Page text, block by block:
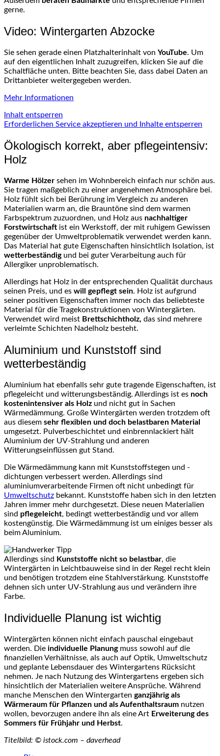
gerne.
Video: Wintergarten Abzocke
Sie sehen gerade einen Platzhalterinhalt von YouTube. Um
auf den eigentlichen Inhalt zuzugreifen, klicken Sie auf die
Schaltfläche unten. Bitte beachten Sie, dass dabei Daten an
Drittanbieter weitergegeben werden.
Mehr Informationen
Inhalt entsperren
Erforderlichen Service akzeptieren und Inhalte entsperren
Ökologisch korrekt, aber pflegeintensiv:
Holz
Warme Hölzer sehen im Wohnbereich einfach nur schön aus.
Sie tragen maßgeblich zu einer angenehmen Atmosphäre bei.
Holz fühlt sich bei Berührung im Vergleich zu anderen
Materialien warm an, die Brauntöne sind dem warmen
Farbspektrum zuzuordnen, und Holz aus nachhaltiger
Forstwirtschaft ist ein Werkstoff, der mit ruhigem Gewissen
gegenüber der Umweltproblematik verwendet werden kann.
Das Material hat gute Eigenschaften hinsichtlich Isolation, ist
wetterbeständigund bei guter Verarbeitung auch für
Allergiker unproblematisch.
Allerdings hat Holz in der entsprechenden Qualität durchaus
seinen Preis, und es will gepflegt sein. Holz ist aufgrund
seiner positiven Eigenschaften immer noch das beliebteste
Material für die Tragekonstruktionen von Wintergärten.
Verwendet wird meist Brettschichtholz, das sind mehrere
verleimte Schichten Nadelholz besteht.
Aluminium und Kunststoff sind
wetterbeständig
Aluminium hat ebenfalls sehr gute tragende Eigenschaften, ist
pflegeleicht und witterungsbeständig. Allerdings ist es noch
kostenintensiver als Holz und nicht gut in Sachen
Wärmedämmung. Große Wintergärten werden trotzdem oft
aus diesem sehr flexiblen und doch belastbaren Material
umgesetzt. Pulverbeschichtet und einbrennlackiert hält
Aluminium der UV-Strahlung und anderen
Witterungseinflüssen gut Stand.
Die Wärmedämmung kann mit Kunststoffstegen und -
dichtungen verbessert werden. Allerdings sind
aluminiumverarbeitende Firmen oft nicht unbedingt für
Umweltschutz bekannt. Kunststoffe haben sich in den letzten
Jahren immer mehr durchgesetzt. Diese neuen Materialien
sind pflegeleicht, bedingt wetterbeständig und vor allem
kostengünstig. Die Wärmedämmung ist um einiges besser als
beim Aluminium.
Allerdings sind Kunststoffe nicht so belastbar, die
Wintergärten in Leichtbauweise sind in der Regel recht klein
und benötigen trotzdem eine Stahlverstärkung. Kunststoffe
dehnen sich unter UV-Strahlung aus und verändern ihre
Farbe.
Individuelle Planung ist wichtig
Wintergärten können nicht einfach pauschal eingebaut
werden. Die individuelle Planungmuss sowohl auf die
finanziellen Verhältnisse, als auch auf Optik, Umweltschutz
und geplante Lebensdauer des Wintergartens Rücksicht
nehmen. Je nach Nutzung des Wintergartens ergeben sich
hinsichtlich der Materialien weitere Ansprüche. Während
manche Menschen den Wintergarten ganzjährig als
Wärmeraum für Pflanzen und als Aufenthaltsraum nutzen
wollen, bevorzugen andere ihn als eine Art Erweiterung des
Sommers für Frühjahr und Herbst.
Titelbild: © istock.com – daverhead